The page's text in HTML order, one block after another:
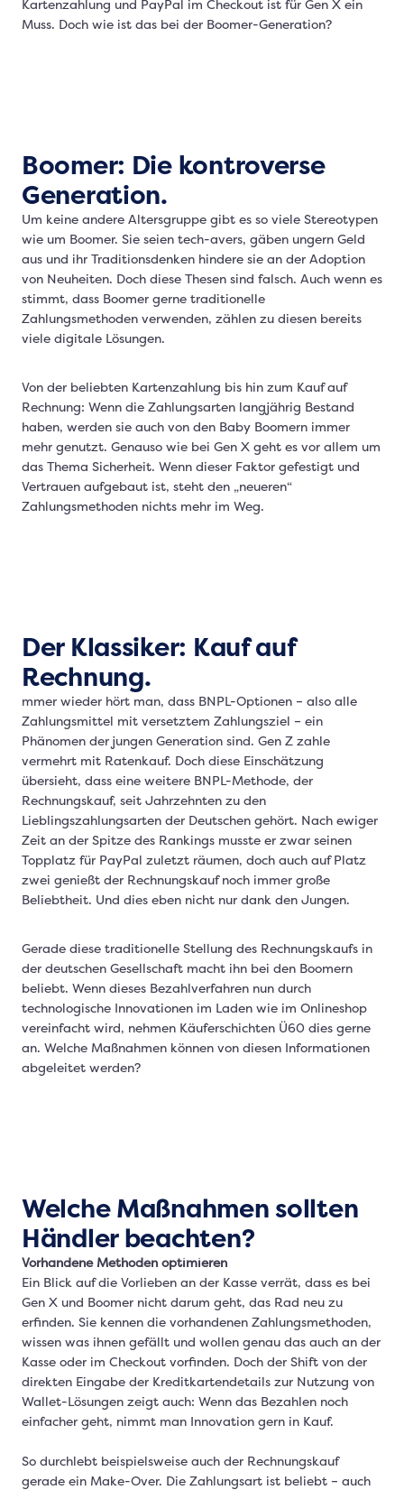
Kartenzahlung und PayPal im Checkout ist für Gen X ein
Muss. Doch wie ist das bei der Boomer-Generation?
Boomer: Die kontroverse
Generation.
Um keine andere Altersgruppe gibt es so viele Stereotypen
wie um Boomer. Sie seien tech-avers, gäben ungern Geld
aus und ihr Traditionsdenken hindere sie an der Adoption
von Neuheiten. Doch diese Thesen sind falsch. Auch wenn es
stimmt, dass Boomer gerne traditionelle
Zahlungsmethoden verwenden, zählen zu diesen bereits
viele digitale Lösungen.
Von der beliebten Kartenzahlung bis hin zum Kauf auf
Rechnung: Wenn die Zahlungsarten langjährig Bestand
haben, werden sie auch von den Baby Boomern immer
mehr genutzt. Genauso wie bei Gen X geht es vor allem um
das Thema Sicherheit. Wenn dieser Faktor gefestigt und
Vertrauen aufgebaut ist, steht den „neueren“
Zahlungsmethoden nichts mehr im Weg.
Der Klassiker: Kauf auf
Rechnung.
mmer wieder hört man, dass BNPL-Optionen – also alle
Zahlungsmittel mit versetztem Zahlungsziel – ein
Phänomen der jungen Generation sind. Gen Z zahle
vermehrt mit Ratenkauf. Doch diese Einschätzung
übersieht, dass eine weitere BNPL-Methode, der
Rechnungskauf, seit Jahrzehnten zu den
Lieblingszahlungsarten der Deutschen gehört. Nach ewiger
Zeit an der Spitze des Rankings musste er zwar seinen
Topplatz für PayPal zuletzt räumen, doch auch auf Platz
zwei genießt der Rechnungskauf noch immer große
Beliebtheit. Und dies eben nicht nur dank den Jungen.
Gerade diese traditionelle Stellung des Rechnungskaufs in
der deutschen Gesellschaft macht ihn bei den Boomern
beliebt. Wenn dieses Bezahlverfahren nun durch
technologische Innovationen im Laden wie im Onlineshop
vereinfacht wird, nehmen Käuferschichten Ü60 dies gerne
an. Welche Maßnahmen können von diesen Informationen
abgeleitet werden?
Welche Maßnahmen sollten
Händler beachten?
Vorhandene Methoden optimieren
Ein Blick auf die Vorlieben an der Kasse verrät, dass es bei
Gen X und Boomer nicht darum geht, das Rad neu zu
erfinden. Sie kennen die vorhandenen Zahlungsmethoden,
wissen was ihnen gefällt und wollen genau das auch an der
Kasse oder im Checkout vorfinden. Doch der Shift von der
direkten Eingabe der Kreditkartendetails zur Nutzung von
Wallet-Lösungen zeigt auch: Wenn das Bezahlen noch
einfacher geht, nimmt man Innovation gern in Kauf.
So durchlebt beispielsweise auch der Rechnungskauf
gerade ein Make-Over. Die Zahlungsart ist beliebt – auch